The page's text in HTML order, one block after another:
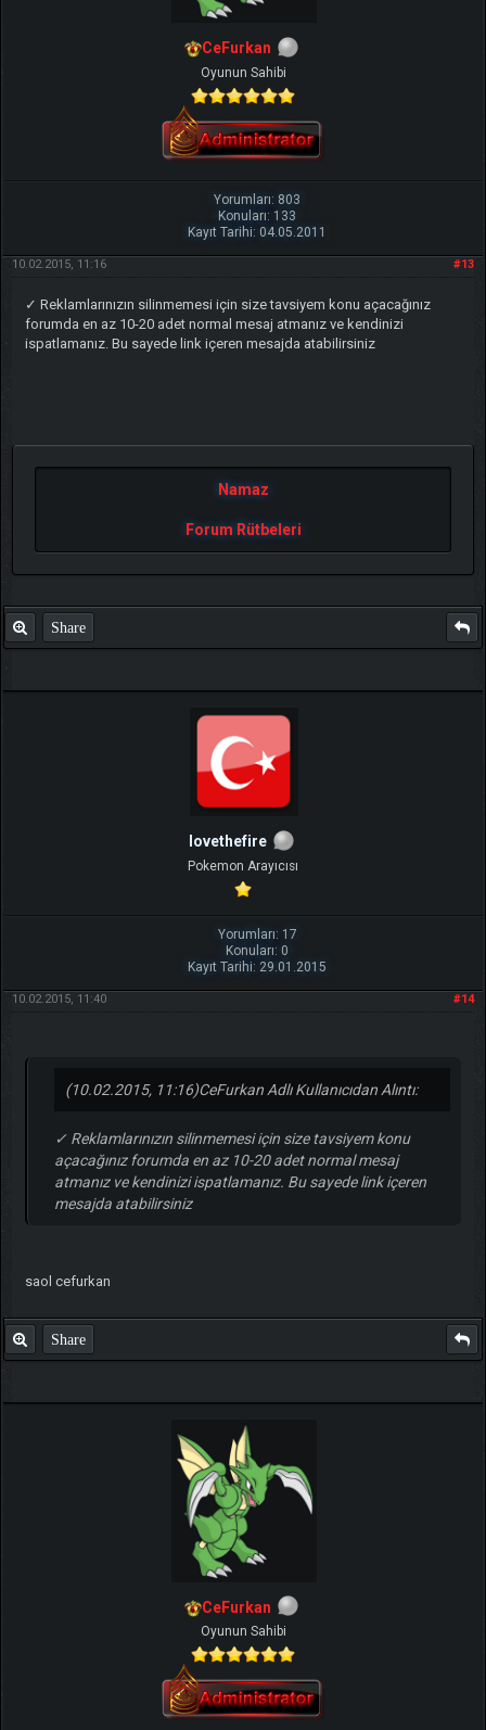
CeFurkan
Oyunun Sahibi
Yorumları: 803
Konuları: 133
Kayıt Tarihi: 04.05.2011
#13
10.02.2015, 11:16
✓ Reklamlarınızın silinmemesi için size tavsiyem konu açacağınız
forumda en az 10-20 adet normal mesaj atmanız ve kendinizi
ispatlamanız. Bu sayede link içeren mesajda atabilirsiniz
Namaz
Forum Rütbeleri
Share
lovethefire
Pokemon Arayıcısı
Yorumları: 17
Konuları: 0
Kayıt Tarihi: 29.01.2015
#14
10.02.2015, 11:40
(10.02.2015, 11:16)CeFurkan Adlı Kullanıcıdan Alıntı:
✓ Reklamlarınızın silinmemesi için size tavsiyem konu
açacağınız forumda en az 10-20 adet normal mesaj
atmanız ve kendinizi ispatlamanız. Bu sayede link içeren
mesajda atabilirsiniz
saol cefurkan
Share
CeFurkan
Oyunun Sahibi